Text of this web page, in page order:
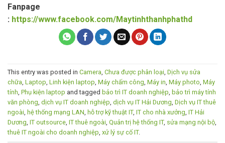
Fanpage
: https://www.facebook.com/Maytinhthanhphathd
This entry was posted in Camera, Chưa được phân loại, Dịch vụ sửa
chữa, Laptop, Linh kiện laptop, Máy chấm công, Máy in, Máy photo, Máy
tính, Phụ kiện laptop and tagged bảo trì IT doanh nghiệp, bảo trì máy tính
văn phòng, dịch vụ IT doanh nghiệp, dịch vụ IT Hải Dương, Dịch vụ IT thuê
ngoài, hệ thống mạng LAN, hỗ trợ kỹ thuật IT, IT cho nhà xưởng, IT Hải
Dương, IT outsource, IT thuê ngoài, Quản trị hệ thống IT, sửa mạng nội bộ,
thuê IT ngoài cho doanh nghiệp, xử lý sự cố IT.